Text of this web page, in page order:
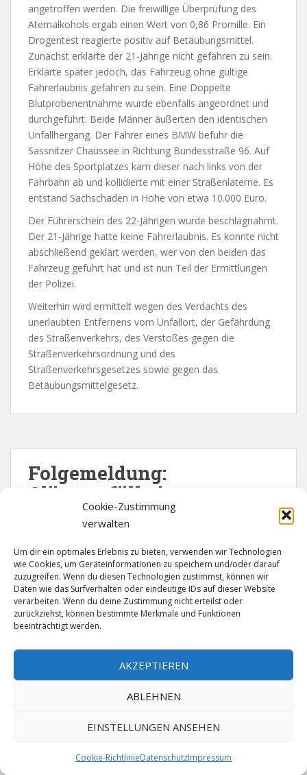
Cookie-Zustimmung
verwalten
Um dir ein optimales Erlebnis zu bieten, verwenden wir Technologien
wie Cookies, um Geräteinformationen zu speichern und/oder darauf
zuzugreifen. Wenn du diesen Technologien zustimmst, können wir
Daten wie das Surfverhalten oder eindeutige IDs auf dieser Website
verarbeiten. Wenn du deine Zustimmung nicht erteilst oder
zurückziehst, können bestimmte Merkmale und Funktionen
beeinträchtigt werden.
AKZEPTIEREN
ABLEHNEN
EINSTELLUNGEN ANSEHEN
Cookie-RichtlinieDatenschutzImpressum
angetroffen werden. Die freiwillige Überprüfung des
Atemalkohols ergab einen Wert von 0,86 Promille. Ein
Drogentest reagierte positiv auf Betäubungsmittel.
Zunächst erklärte der 21-Jährige nicht gefahren zu sein.
Erklärte später jedoch, das Fahrzeug ohne gültige
Fahrerlaubnis gefahren zu sein. Eine Doppelte
Blutprobenentnahme wurde ebenfalls angeordnet und
durchgeführt. Beide Männer äußerten den identischen
Unfallhergang. Der Fahrer eines BMW befuhr die
Sassnitzer Chaussee in Richtung Bundesstraße 96. Auf
Höhe des Sportplatzes kam dieser nach links von der
Fahrbahn ab und kollidierte mit einer Straßenlaterne. Es
entstand Sachschaden in Höhe von etwa 10.000 Euro.
Der Führerschein des 22-Jährigen wurde beschlagnahmt.
Der 21-Jährige hatte keine Fahrerlaubnis. Es konnte nicht
abschließend geklärt werden, wer von den beiden das
Fahrzeug geführt hat und ist nun Teil der Ermittlungen
der Polizei.
Weiterhin wird ermittelt wegen des Verdachts des
unerlaubten Entfernens vom Unfallort, der Gefährdung
des Straßenverkehrs, des Verstoßes gegen die
Straßenverkehrsordnung und des
Straßenverkehrsgesetzes sowie gegen das
Betäubungsmittelgesetz.
Folgemeldung:
Glätteunfälle im
Landkreis Vorpommern-
Rügen
6. Februar 2026 Redaktion
Landkreis Vorpommern-Rügen (ots). Seit dem gestrigen
(05. Februar 2026) kam es wetterbedingt zu
Am Donnerstag (05. Februar 2026) kam gegen 16:20
Uhr ein Mercedes-Transporter witterungsbedingt von
Parkplatz Peenetal, in Fahrtrichtung Lübeck, von der
etwa 10.5000 Euro. Gegen 16:30 Uhr kam ein